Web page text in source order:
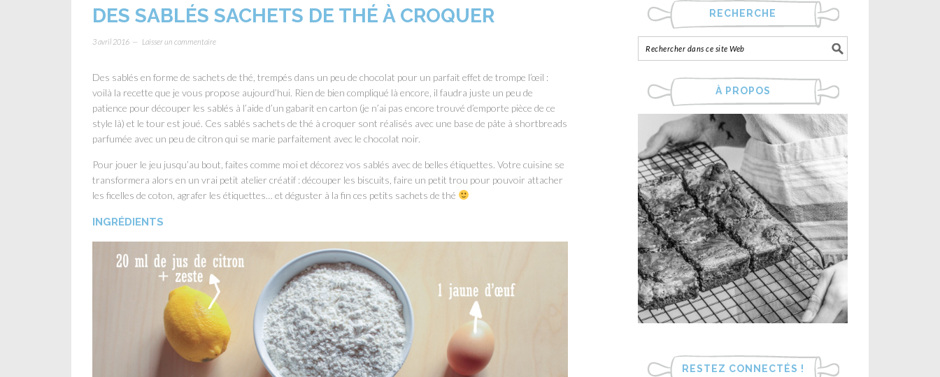
DES SABLÉS SACHETS DE THÉ À CROQUER
3 avril 2016 Laisser un commentaire
Des sablés en forme de sachets de thé, trempés dans un peu de chocolat pour un parfait effet de trompe l’œil :
voilà la recette que je vous propose aujourd’hui. Rien de bien compliqué là encore, il faudra juste un peu de
patience pour découper les sablés à l’aide d’un gabarit en carton (je n’ai pas encore trouvé d’emporte pièce de ce
style là) et le tour est joué. Ces sablés sachets de thé à croquer sont réalisés avec une base de pâte à shortbreads
parfumée avec un peu de citron qui se marie parfaitement avec le chocolat noir.
Pour jouer le jeu jusqu’au bout, faites comme moi et décorez vos sablés avec de belles étiquettes. Votre cuisine se
transformera alors en un vrai petit atelier créatif : découper les biscuits, faire un petit trou pour pouvoir attacher
les ficelles de coton, agrafer les étiquettes… et déguster à la fin ces petits sachets de thé
INGRÉDIENTS
RECHERCHE
À PROPOS
RESTEZ CONNECTÉS !